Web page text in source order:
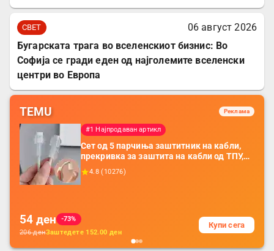
СВЕТ
06 август 2026
Бугарската трага во вселенскиот бизнис: Во
Софија се гради еден од најголемите вселенски
центри во Европа
TEMU Реклама
#1 Најпродаван артикл
Сет од 5 парчиња заштитник на кабли,
прекривка за заштита на кабли од ТПУ,
додатоци за заштита на кабли, без
батерија, за мобилни телефони, комплет
4.8 (10276)
54 ден
-73%
206денЗаштедете 152.00 ден
Купи сега